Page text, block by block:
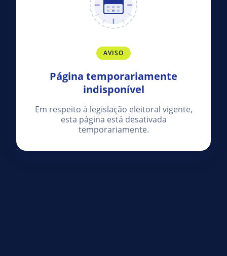
AVISO
Página temporariamente
indisponível
Em respeito à legislação eleitoral vigente,
esta página está desativada
temporariamente.